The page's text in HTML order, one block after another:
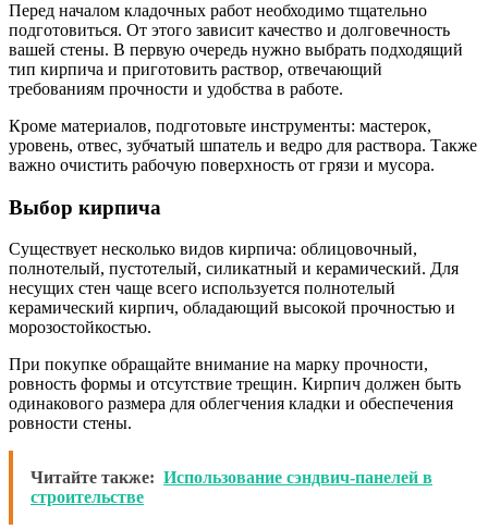
Перед началом кладочных работ необходимо тщательно
подготовиться. От этого зависит качество и долговечность
вашей стены. В первую очередь нужно выбрать подходящий
тип кирпича и приготовить раствор, отвечающий
требованиям прочности и удобства в работе.
Кроме материалов, подготовьте инструменты: мастерок,
уровень, отвес, зубчатый шпатель и ведро для раствора. Также
важно очистить рабочую поверхность от грязи и мусора.
Выбор кирпича
Существует несколько видов кирпича: облицовочный,
полнотелый, пустотелый, силикатный и керамический. Для
несущих стен чаще всего используется полнотелый
керамический кирпич, обладающий высокой прочностью и
морозостойкостью.
При покупке обращайте внимание на марку прочности,
ровность формы и отсутствие трещин. Кирпич должен быть
одинакового размера для облегчения кладки и обеспечения
ровности стены.
Читайте также: Использование сэндвич-панелей в
строительстве